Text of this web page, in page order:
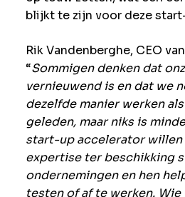
blijkt te zijn voor deze
Rik Vandenberghe, CEO
“Sommigen denken dat
vernieuwend is en dat we
dezelfde manier werken
geleden, maar niks is
start-up accelerator willen
expertise ter beschikking
ondernemingen en hen
testen of af te werken.